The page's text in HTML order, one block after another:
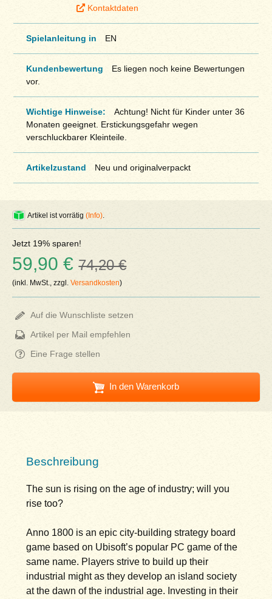
Kontaktdaten
Spielanleitung in EN
Kundenbewertung
Es liegen noch keine Bewertungen
vor.
Wichtige Hinweise:
Achtung! Nicht für Kinder unter 36
Monaten geeignet. Erstickungsgefahr wegen
verschluckbarer Kleinteile.
Artikelzustand Neu und originalverpackt
Artikel ist vorrätig(Info)
Jetzt 19% sparen!
59,90 €74,20 €
(inkl. MwSt., zzgl.Versandkosten)
Auf die Wunschliste setzen
Artikel per Mail empfehlen
Eine Frage stellen
In den Warenkorb
Beschreibung
The sun is rising on the age of industry; will you
rise too?
Anno 1800 is an epic city-building strategy board
game based on Ubisoft’s popular PC game of the
same name. Players strive to build up their
industrial might as they develop an island society
at the dawn of the industrial age. Investing in their